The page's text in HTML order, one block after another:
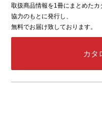
取扱商品情報を1冊にまとめた
協力のもとに発行し、
無料でお届け致しております。
カタ